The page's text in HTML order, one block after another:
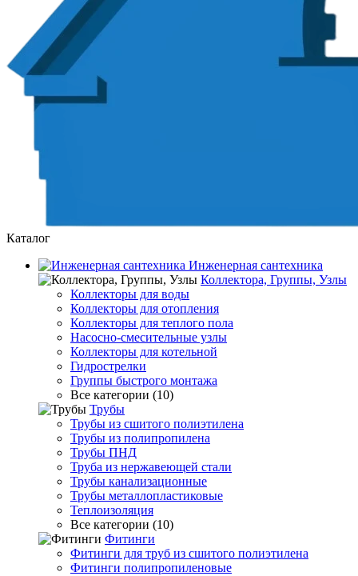
Каталог
Инженерная сантехника
Коллектора, Группы, Узлы
Коллекторы для воды
Коллекторы для отопления
Коллекторы для теплого пола
Насосно-смесительные узлы
Коллекторы для котельной
Гидрострелки
Группы быстрого монтажа
Все категории (10)
Трубы
Трубы из сшитого полиэтилена
Трубы из полипропилена
Трубы ПНД
Труба из нержавеющей стали
Трубы канализационные
Трубы металлопластиковые
Теплоизоляция
Все категории (10)
Фитинги
Фитинги для труб из сшитого полиэтилена
Фитинги полипропиленовые